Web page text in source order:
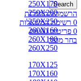
Search
הרשמה/התחברות
0 רשימת המשאלות
0 פריטים ₪0.00
בחר מוצר
250X170
250X200
250X250
260X160
260X180
260X250
170X125
170X160